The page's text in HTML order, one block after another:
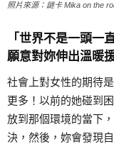
照片來源：謎卡 Mika on the
「世界不是一頭一
願意對妳伸出溫暖援
社會上對女性的期待
更多！以前的她碰到
放到那個環境的當下
決，然後，妳會發現